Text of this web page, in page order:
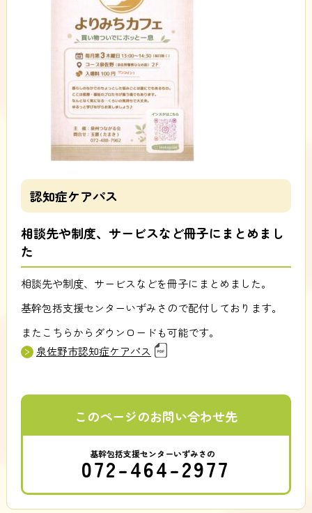
認知症ケアパス
相談先や制度、サービスなど冊子にまとめまし
た
相談先や制度、サービスなどを冊子にまとめました。
基幹包括支援センターいずみさので配付しております。
またこちらからダウンロードも可能です。
泉佐野市認知症ケアパス
このページのお問い合わせ先
基幹包括支援センターいずみさの
072-464-2977